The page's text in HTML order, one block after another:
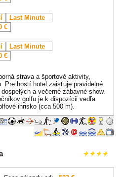
Last Minute
€
Last Minute
€
strava a športové aktivity,
Pre hostí hotel zaisťuje pravidelné
a večerné zábavné show.
golfu je k dispozícii vedľa
ihrisko (cca 500 m).